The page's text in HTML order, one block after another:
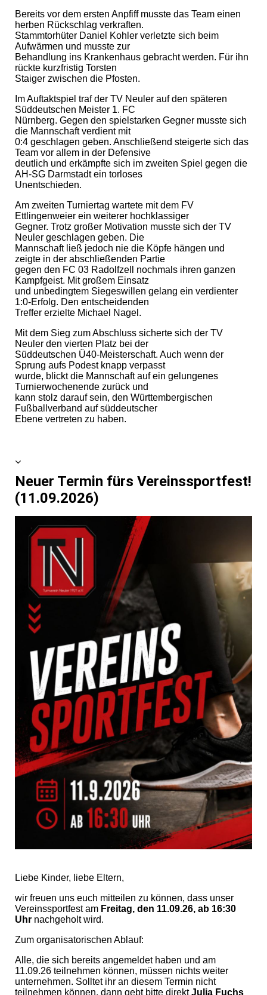
Bereits vor dem ersten Anpfiff musste das Team einen
herben Rückschlag verkraften.
Stammtorhüter Daniel Kohler verletzte sich beim
Aufwärmen und musste zur
Behandlung ins Krankenhaus gebracht werden. Für ihn
rückte kurzfristig Torsten
Staiger zwischen die Pfosten.
Im Auftaktspiel traf der TV Neuler auf den späteren
Süddeutschen Meister 1. FC
Nürnberg. Gegen den spielstarken Gegner musste sich
die Mannschaft verdient mit
0:4 geschlagen geben. Anschließend steigerte sich das
Team vor allem in der Defensive
deutlich und erkämpfte sich im zweiten Spiel gegen die
AH-SG Darmstadt ein torloses
Unentschieden.
Am zweiten Turniertag wartete mit dem FV
Ettlingenweier ein weiterer hochklassiger
Gegner. Trotz großer Motivation musste sich der TV
Neuler geschlagen geben. Die
Mannschaft ließ jedoch nie die Köpfe hängen und
zeigte in der abschließenden Partie
gegen den FC 03 Radolfzell nochmals ihren ganzen
Kampfgeist. Mit großem Einsatz
und unbedingtem Siegeswillen gelang ein verdienter
1:0-Erfolg. Den entscheidenden
Treffer erzielte Michael Nagel.
Mit dem Sieg zum Abschluss sicherte sich der TV
Neuler den vierten Platz bei der
Süddeutschen Ü40-Meisterschaft. Auch wenn der
Sprung aufs Podest knapp verpasst
wurde, blickt die Mannschaft auf ein gelungenes
Turnierwochenende zurück und
kann stolz darauf sein, den Württembergischen
Fußballverband auf süddeutscher
Ebene vertreten zu haben.
Neuer Termin fürs Vereinssportfest!
(11.09.2026)
Liebe Kinder, liebe Eltern,
wir freuen uns euch mitteilen zu können, dass unser
Vereinssportfest am Freitag, den 11.09.26, ab 16:30
Uhr nachgeholt wird.
Zum organisatorischen Ablauf:
Alle, die sich bereits angemeldet haben und am
11.09.26 teilnehmen können, müssen nichts weiter
unternehmen. Solltet ihr an diesem Termin nicht
teilnehmen können, dann gebt bitte direktJulia Fuchs